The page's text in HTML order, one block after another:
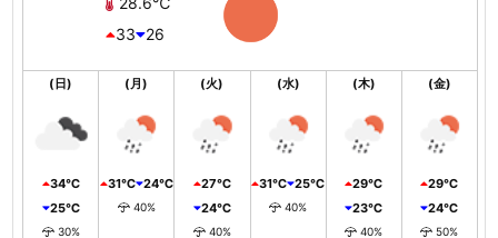
33
26
(日)
34℃
25℃
30%
(月)
31℃ 24℃
40%
(火)
27℃
24℃
40%
(水)
31℃ 25℃
40%
(木)
29℃
23℃
40%
(金)
29℃
24℃
50%